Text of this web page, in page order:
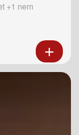
+1 nem